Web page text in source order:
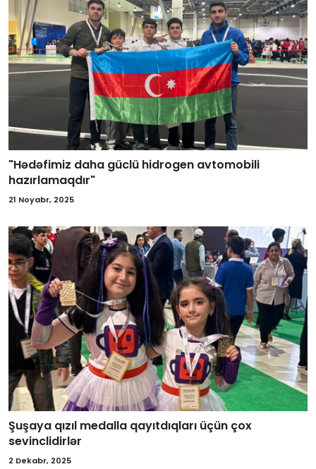
"Hədəfimiz daha güclü hidrogen avtomobili
hazırlamaqdır"
21 Noyabr, 2025
Şuşaya qızıl medalla qayıtdıqları üçün çox
sevinclidirlər
2 Dekabr, 2025